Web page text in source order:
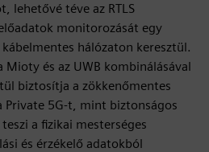
lehetővé téve az RTLS
monitorozását egy
hálózaton keresztül.
Mioty és az UWB kombinálásával
biztosítja a zökkenőmentes
Private 5G-t, mint biztonságos
a fizikai mesterséges
és érzékelő adatokból